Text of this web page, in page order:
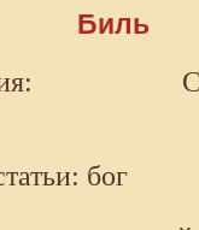
Биль
бог